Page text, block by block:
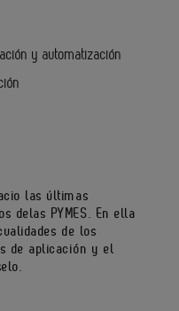
y automatización
las últimas
delas PYMES. En ella
de los
de aplicación y el